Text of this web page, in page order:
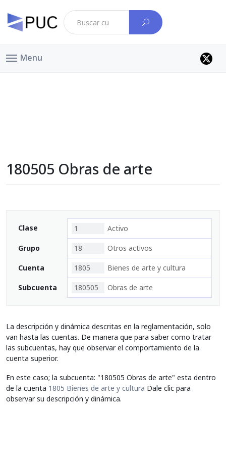
Menu
180505 Obras de arte
Clase 1 Activo
Grupo 18 Otros activos
Cuenta 1805 Bienes de arte y cultura
Subcuenta 180505 Obras de arte
La descripción y dinámica descritas en la reglamentación, solo
van hasta las cuentas. De manera que para saber como tratar
las subcuentas, hay que observar el comportamiento de la
cuenta superior.
En este caso; la subcuenta: "180505 Obras de arte" esta dentro
de la cuenta 1805 Bienes de arte y cultura Dale clic para
observar su descripción y dinámica.